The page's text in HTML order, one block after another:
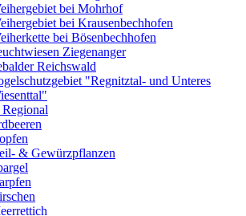
bei Mohrhof
bei Krausenbechhofen
bei Bösenbechhofen
Ziegenanger
Reichswald
"Regnitztal- und Unteres
& Gewürzpflanzen